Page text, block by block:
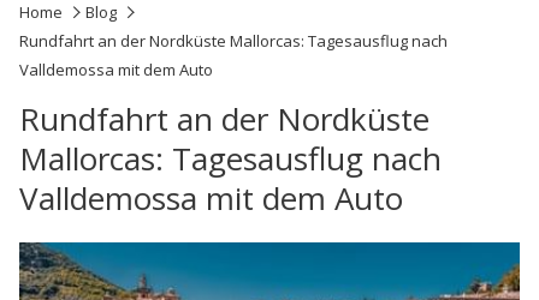
Home
Blog
Rundfahrt an der Nordküste Mallorcas: Tagesausflug nach
Valldemossa mit dem Auto
Rundfahrt an der Nordküste
Mallorcas: Tagesausflug nach
Valldemossa mit dem Auto